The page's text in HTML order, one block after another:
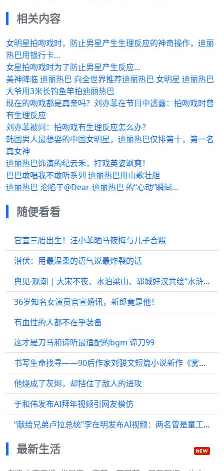
相关内容
女明星拍吻戏时，防止男星产生生理反应的神奇操作，迪丽
热巴用银行卡…
女星拍吻戏时为了防止男星产生反应…
美神降临 迪丽热巴 向全世界推荐迪丽热巴 女明星 迪丽热巴
大爷用3米长钓鱼竿拍迪丽热巴
现在的吻戏都是真亲吗？刘亦菲在节目中透露：拍吻戏时曾
有生理反应
刘亦菲被问：拍吻戏有生理反应怎么办？
韩国男人最想娶的中国女明星，迪丽热巴仅排第十，第一名
真女神
迪丽热巴饰演的纪云禾，打戏英姿飒爽！
巴巴敢唱我不敢听系列 迪丽热巴用山歌壮胆
迪丽热巴 沦陷于@Dear-迪丽热巴 的“心动”瞬间…
随便看看
官宣三胎出生！汪小菲晒马筱梅与儿子合照
潜伏：用最温柔的语气说最炸裂的话
舆见·观潮 | 大宋不夜、水泊梁山、郓城好汉共绘“水浒宇宙”新蓝图
36岁知名女演员官宣婚讯，新郎竟是他！
有血性的人都不在乎装备
这才是刀马和谛听最适配的bgm 谛刀99
书写生命找寻——90后作家刘骏文短篇小说新作《雾鸟烙青》探讨人与自然关系
他烧成了灰烬，却挡住了敌人的进攻
于和伟发布AI拜年视频引网友模仿
“献给兄弟卢拉总统”李在明发布AI视频：两名曾是童工的少年，如今成为总统后相遇
最新生活